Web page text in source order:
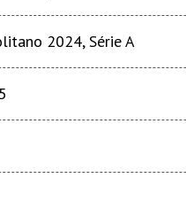
2024, Série A